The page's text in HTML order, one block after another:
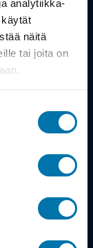
analytiikka-
näitä
tai joita on